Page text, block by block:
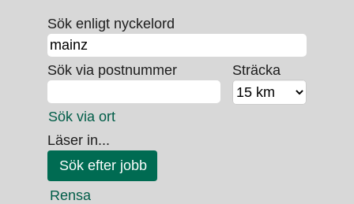
Sök enligt nyckelord
Sök via postnummer Sträcka
Sök via ort
Läser in...
Rensa